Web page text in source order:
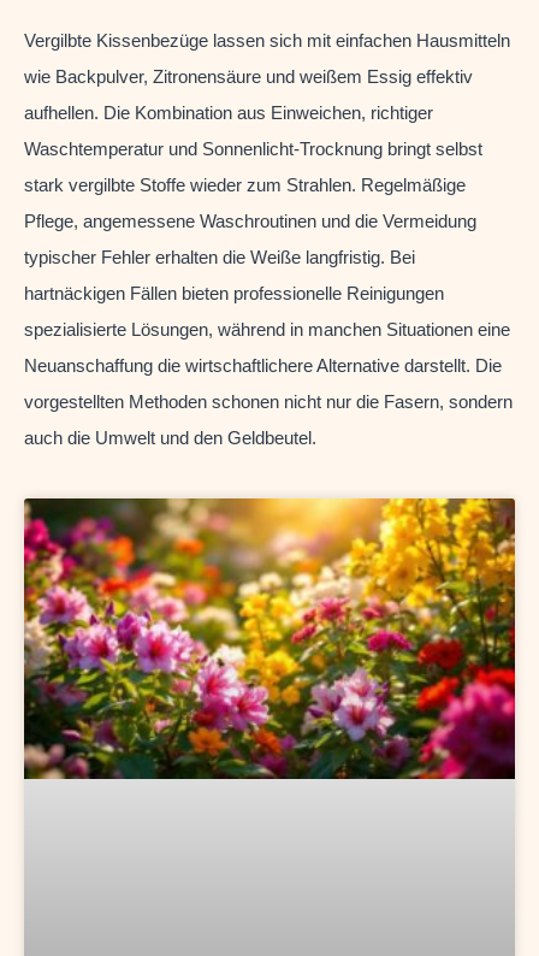
Vergilbte Kissenbezüge lassen sich mit einfachen Hausmitteln
wie Backpulver, Zitronensäure und weißem Essig effektiv
aufhellen. Die Kombination aus Einweichen, richtiger
Waschtemperatur und Sonnenlicht-Trocknung bringt selbst
stark vergilbte Stoffe wieder zum Strahlen. Regelmäßige
Pflege, angemessene Waschroutinen und die Vermeidung
typischer Fehler erhalten die Weiße langfristig. Bei
hartnäckigen Fällen bieten professionelle Reinigungen
spezialisierte Lösungen, während in manchen Situationen eine
Neuanschaffung die wirtschaftlichere Alternative darstellt. Die
vorgestellten Methoden schonen nicht nur die Fasern, sondern
auch die Umwelt und den Geldbeutel.